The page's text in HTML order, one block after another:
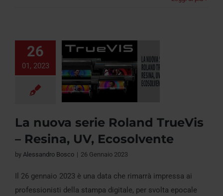
26
01, 2023
Roland TrueVis –
Resina, UV,
La nuova serie Roland TrueVis
– Resina, UV, Ecosolvente
by Alessandro Bosco | 26 Gennaio 2023
Il 26 gennaio 2023 è una data che rimarrà impressa ai
professionisti della stampa digitale, per svolta epocale